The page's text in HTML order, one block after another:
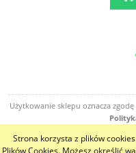
Strona korzysta z plików
Plików Cookies. Możesz określić
Użytkowanie sklepu oznacza
pokaż